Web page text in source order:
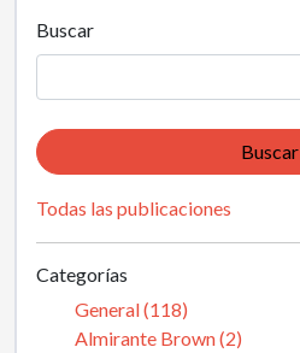
Buscar
Buscar
Todas las publicaciones
Categorías
General (118)
Almirante Brown (2)